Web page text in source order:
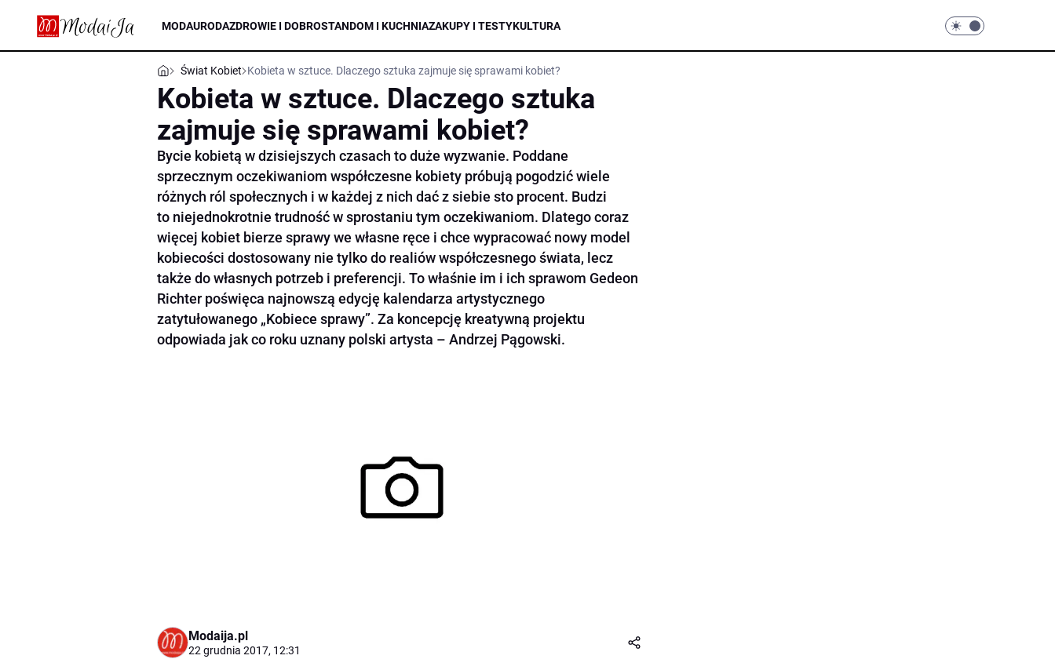
MODAURODAZDROWIE I DOBROSTANDOM I KUCHNIAZAKUPY I TESTYKULTURA
Świat Kobiet Kobieta w sztuce. Dlaczego sztuka zajmuje się sprawami kobiet?
Kobieta w sztuce. Dlaczego sztuka
zajmuje się sprawami kobiet?
Bycie kobietą w dzisiejszych czasach to duże wyzwanie. Poddane
sprzecznym oczekiwaniom współczesne kobiety próbują pogodzić wiele
różnych ról społecznych i w każdej z nich dać z siebie sto procent. Budzi
to niejednokrotnie trudność w sprostaniu tym oczekiwaniom. Dlatego coraz
więcej kobiet bierze sprawy we własne ręce i chce wypracować nowy model
kobiecości dostosowany nie tylko do realiów współczesnego świata, lecz
także do własnych potrzeb i preferencji. To właśnie im i ich sprawom Gedeon
Richter poświęca najnowszą edycję kalendarza artystycznego
zatytułowanego „Kobiece sprawy”. Za koncepcję kreatywną projektu
odpowiada jak co roku uznany polski artysta – Andrzej Pągowski.
Modaija.pl
22 grudnia 2017, 12:31